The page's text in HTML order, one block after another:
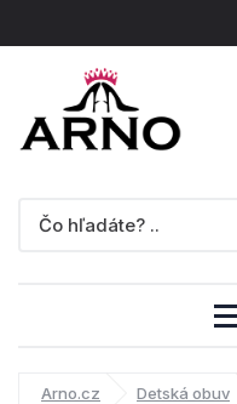
Arno.cz Detská obuv